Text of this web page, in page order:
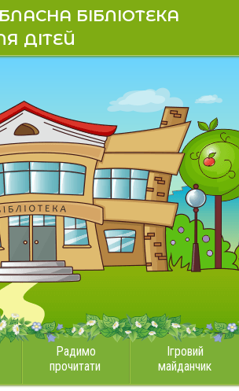
БІБЛІОТЕКА
ДІТЕЙ
Радимо
прочитати
Ігровий
майданчик